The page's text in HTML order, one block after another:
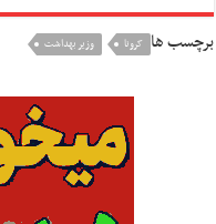
برچسب ها کرونا وزیر بهداشت